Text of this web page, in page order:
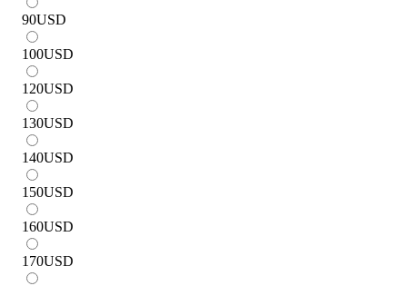
90USD
100USD
120USD
130USD
140USD
150USD
160USD
170USD